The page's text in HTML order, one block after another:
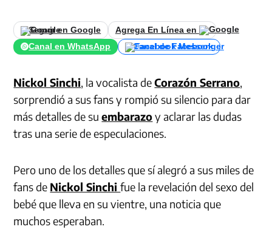
Seguir en Google
Agrega En Línea en
Canal en WhatsApp
Canal de Facebook
Nickol Sinchi, la vocalista deCorazón Serrano,
sorprendió a sus fans y rompió su silencio para dar
más detalles de suembarazoy aclarar las dudas
tras una serie de especulaciones.
Pero uno de los detalles que sí alegró a sus miles de
fans de Nickol Sinchifue la revelación del sexo del
bebé que lleva en su vientre, una noticia que
muchos esperaban.